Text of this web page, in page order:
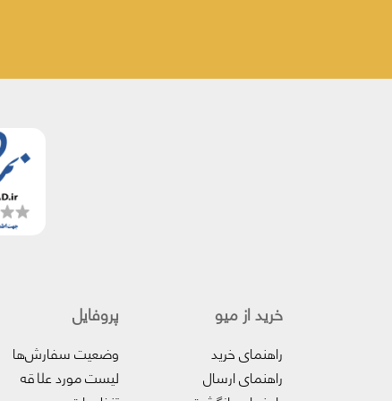
خرید از میو
راهنمای خرید
راهنمای ارسال
پروفایل‌
وضعیت سفارش‌ها
لیست مورد علاقه